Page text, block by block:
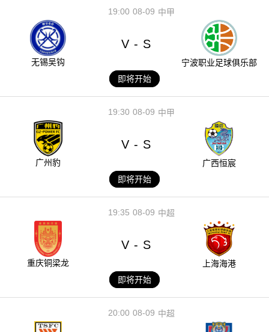
08-09
19:00 中甲
无锡吴钩
V - S
宁波职业足球俱乐部
即将开始
08-09
19:30 中甲
广州豹
V - S
广西恒宸
即将开始
08-09
19:35 中超
重庆铜梁龙
V - S
上海海港
即将开始
08-09
20:00 中超